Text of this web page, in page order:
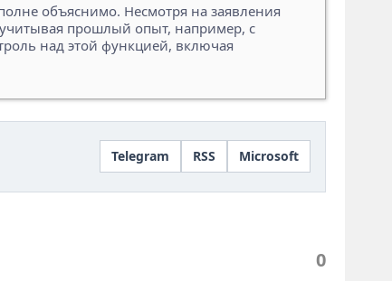
объяснимо. Несмотря на заявления
учитывая прошлый опыт, например, с
над этой функцией, включая
Telegram RSS Microsoft
0